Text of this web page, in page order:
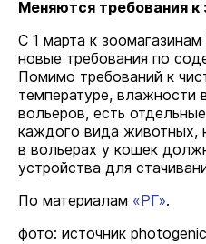
Меняются требования к
С 1 марта к
новые требования по
Помимо требований к
температуре, влажности
вольеров, есть
каждого вида животных,
в вольерах у кошек
устройства для
По материалам «РГ».
фото: источник